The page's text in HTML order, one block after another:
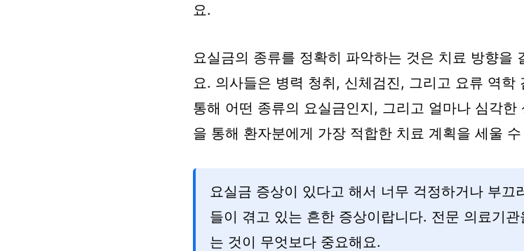
요.
요실금의 종류를 정확히 파악하는 것은 치료 방향을
요. 의사들은 병력 청취, 신체검진, 그리고 요류 역
통해 어떤 종류의 요실금인지, 그리고 얼마나 심각
을 통해 환자분에게 가장 적합한 치료 계획을 세울
요실금 증상이 있다고 해서 너무 걱정하거나 부
들이 겪고 있는 흔한 증상이랍니다. 전문 의료기
는 것이 무엇보다 중요해요.